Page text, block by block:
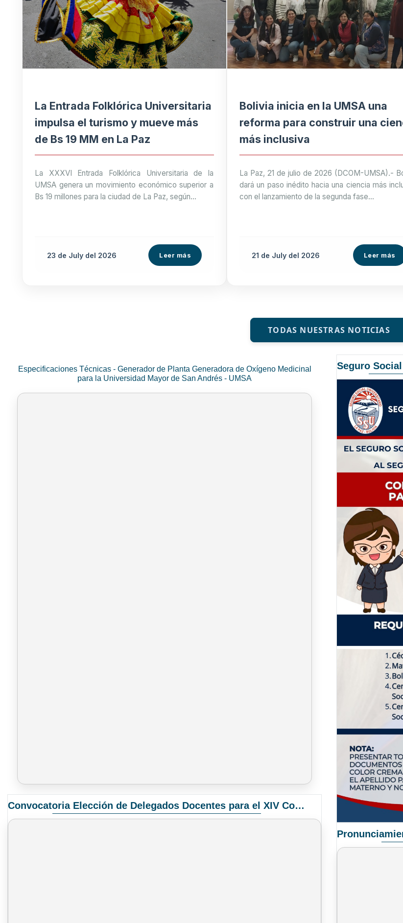
La Entrada Folklórica Universitaria
impulsa el turismo y mueve más
de Bs 19 MM en La Paz
La XXXVI Entrada Folklórica Universitaria de la
UMSA genera un movimiento económico superior a
Bs 19 millones para la ciudad de La Paz, según...
23 de July del 2026 Leer más
Bolivia inicia en la UMSA una
reforma para construir una
más inclusiva
La Paz, 21 de julio de 2026 (DCOM-UMSA).-
dará un paso inédito hacia una ciencia más
con el lanzamiento de la segunda fase...
21 de July del 2026 Leer más
TODAS NUESTRAS NOTICIAS
Especificaciones Técnicas - Generador de Planta Generadora de Oxígeno Medicinal
para la Universidad Mayor de San Andrés - UMSA
Convocatoria Elección de Delegados Docentes para el XIV Congreso Nacional de Universidades
Seguro